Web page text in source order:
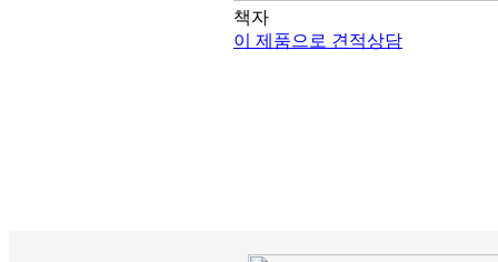
책자
이 제품으로 견적상담